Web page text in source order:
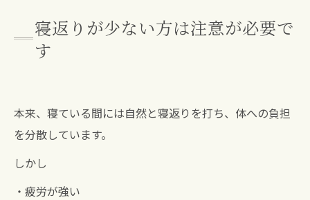
寝返りが少ない方は注意が必要で
す
本来、寝ている間には自然と寝返りを打ち、体への負担
を分散しています。
しかし
・疲労が強い